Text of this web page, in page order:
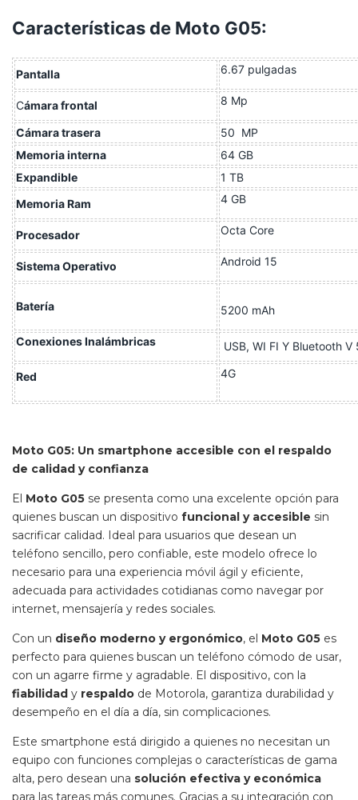
Características de Moto G05:
Pantalla 6.67 pulgadas
Cámara frontal 8 Mp
Cámara trasera
50 MP
Memoriainterna
64 GB
Expandible
1 TB
Memoria Ram
4 GB
Procesador Octa Core
Sistema Operativo Android 15
Batería 5200 mAh
Conexiones Inalámbricas USB, WI FI Y Bluetooth V
Red 4G
Moto G05: Un smartphone accesible con el respaldo
de calidad y confianza
El Moto G05 se presenta como una excelente opción para
quienes buscan un dispositivo funcional y accesible sin
sacrificar calidad. Ideal para usuarios que desean un
teléfono sencillo, pero confiable, este modelo ofrece lo
necesario para una experiencia móvil ágil y eficiente,
adecuada para actividades cotidianas como navegar por
internet, mensajería y redes sociales.
Con un diseño moderno y ergonómico, el Moto G05 es
perfecto para quienes buscan un teléfono cómodo de usar,
con un agarre firme y agradable. El dispositivo, con la
fiabilidad y respaldo de Motorola, garantiza durabilidad y
desempeño en el día a día, sin complicaciones.
Este smartphone está dirigido a quienes no necesitan un
equipo con funciones complejas o características de gama
alta, pero desean una solución efectiva y económica
para las tareas más comunes. Gracias a su integración con